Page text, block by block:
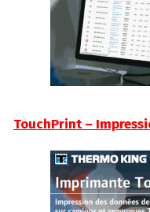
TouchPrint –